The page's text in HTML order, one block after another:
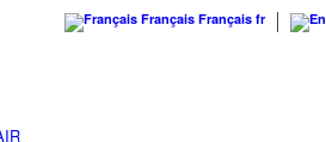
Français Français fr